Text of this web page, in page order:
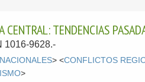
TENDENCIAS
1016-9628.-
> <CONFLICTOS
>